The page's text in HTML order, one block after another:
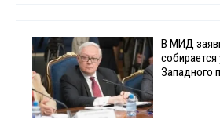
В МИД
собирается
Западного